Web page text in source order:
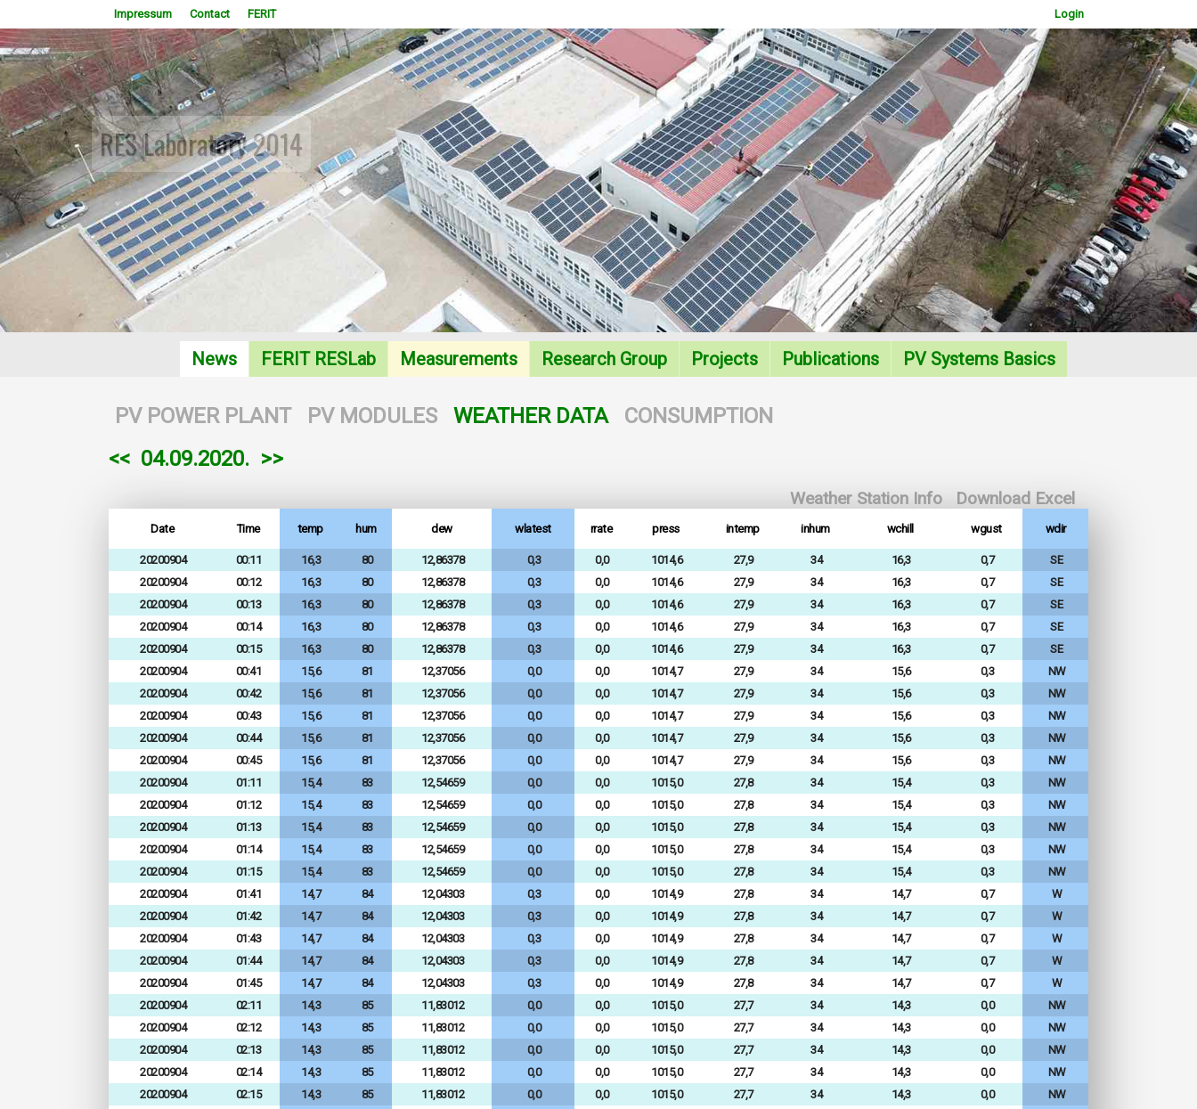
Impressum Contact FERIT Login
WOWSlider.com
RES Laboratory 2014
News FERIT RESLab Measurements Research Group Projects Publications PV Systems Basics
PV POWER PLANT PV MODULES WEATHER DATA
CONSUMPTION
<< 04.09.2020. >>
Download Excel
Weather Station Info
Date Time temp hum dew wlatest rrate press intemp inhum wchill wgust wdir
20200904 00:11 16,3 80 12,86378 0,3 0,0 1014,6 27,9 34 16,3 0,7
SE
20200904
00:12 16,3 80 12,86378 0,3 0,0 1014,6 27,9 34 16,3 0,7
SE
20200904
00:13 16,3 80 12,86378 0,3 0,0 1014,6 27,9 34 16,3 0,7
SE
20200904
00:14 16,3 80 12,86378 0,3 0,0 1014,6 27,9 34 16,3 0,7
SE
20200904
00:15 16,3 80 12,86378 0,3 0,0 1014,6 27,9 34 16,3 0,7
SE
20200904
00:41 15,6 81 12,37056 0,0 0,0 1014,7 27,9 34 15,6 0,3
NW
20200904
00:42 15,6 81 12,37056 0,0 0,0 1014,7 27,9 34 15,6 0,3
NW
20200904
00:43 15,6 81 12,37056 0,0 0,0 1014,7 27,9 34 15,6 0,3
NW
20200904
00:44 15,6 81 12,37056 0,0 0,0 1014,7 27,9 34 15,6 0,3
NW
20200904
00:45 15,6 81 12,37056 0,0 0,0 1014,7 27,9 34 15,6 0,3
NW
20200904
01:11 15,4 83 12,54659 0,0 0,0 1015,0 27,8 34 15,4 0,3
NW
20200904
01:12 15,4 83 12,54659 0,0 0,0 1015,0 27,8 34 15,4 0,3
NW
20200904
01:13 15,4 83 12,54659 0,0 0,0 1015,0 27,8 34 15,4 0,3
NW
20200904
01:14 15,4 83 12,54659 0,0 0,0 1015,0 27,8 34 15,4 0,3
NW
20200904
01:15 15,4 83 12,54659 0,0 0,0 1015,0 27,8 34 15,4 0,3
NW
20200904
01:41 14,7 84 12,04303 0,3 0,0 1014,9 27,8 34 14,7 0,7
W
20200904
01:42 14,7 84 12,04303 0,3 0,0 1014,9 27,8 34 14,7 0,7
W
20200904
01:43 14,7 84 12,04303 0,3 0,0 1014,9 27,8 34 14,7 0,7
W
20200904
01:44 14,7 84 12,04303 0,3 0,0 1014,9 27,8 34 14,7 0,7
W
20200904
01:45 14,7 84 12,04303 0,3 0,0 1014,9 27,8 34 14,7 0,7
W
20200904
02:11 14,3 85 11,83012 0,0 0,0 1015,0 27,7 34 14,3 0,0
NW
20200904
02:12 14,3 85 11,83012 0,0 0,0 1015,0 27,7 34 14,3 0,0
NW
20200904
02:13 14,3 85 11,83012 0,0 0,0 1015,0 27,7 34 14,3 0,0
NW
20200904
02:14 14,3 85 11,83012 0,0 0,0 1015,0 27,7 34 14,3 0,0
NW
20200904
02:15 14,3 85 11,83012 0,0 0,0 1015,0 27,7 34 14,3 0,0
NW